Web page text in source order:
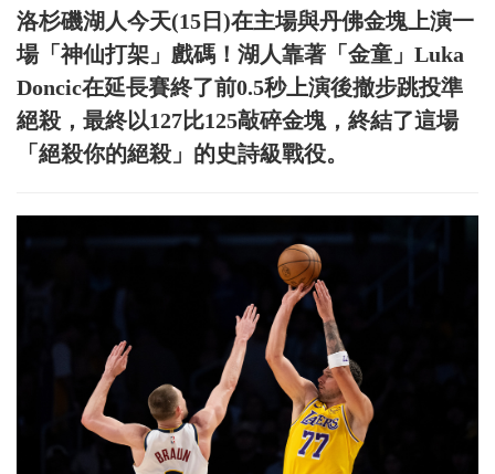
洛杉磯湖人今天(15日)在主場與丹佛金塊上演一
場「神仙打架」戲碼！湖人靠著「金童」Luka
Doncic在延長賽終了前0.5秒上演後撤步跳投準
絕殺，最終以127比125敲碎金塊，終結了這場
「絕殺你的絕殺」的史詩級戰役。